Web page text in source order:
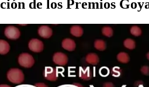
de los Premios